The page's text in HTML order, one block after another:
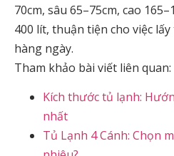
70cm, sâu 65–75cm, cao
400 lít, thuận tiện cho việc
hàng ngày.
Tham khảo bài viết liên quan:
Kích thước tủ lạnh:
nhất
Tủ Lạnh 4 Cánh: Chọn